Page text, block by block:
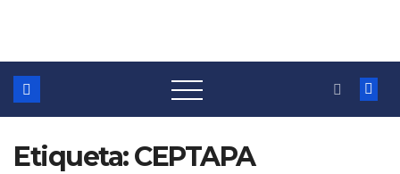
Etiqueta:CEPTAPA